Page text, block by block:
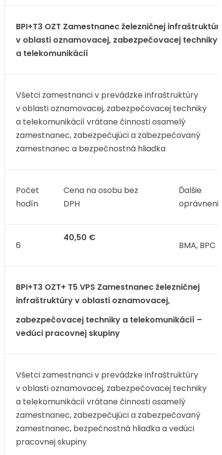
BPI+T3 OZT Zamestnanec železničnej
v oblasti oznamovacej, zabezpečovacej techniky
a telekomunikácií
Všetci zamestnanci v prevádzke infraštruktúry
v oblasti oznamovacej, zabezpečovacej techniky
a telekomunikácií vrátane činnosti osamelý
zamestnanec, zabezpečujúci a zabezpečovaný
zamestnanec a bezpečnostná hliadka
Počet
hodín
Cena na osobu bez
DPH
Ďalšie
6
40,50 €
BMA, BPC
BPI+T3 OZT+ T5 VPS Zamestnanec železničnej
infraštruktúry v oblasti oznamovacej,
zabezpečovacej techniky a telekomunikácií –
vedúci pracovnej skupiny
Všetci zamestnanci v prevádzke infraštruktúry
v oblasti oznamovacej, zabezpečovacej techniky
a telekomunikácií vrátane činnosti osamelý
zamestnanec, zabezpečujúci a zabezpečovaný
zamestnanec, bezpečnostná hliadka a vedúci
pracovnej skupiny